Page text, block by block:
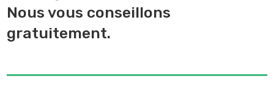
Nous vous conseillons
gratuitement.